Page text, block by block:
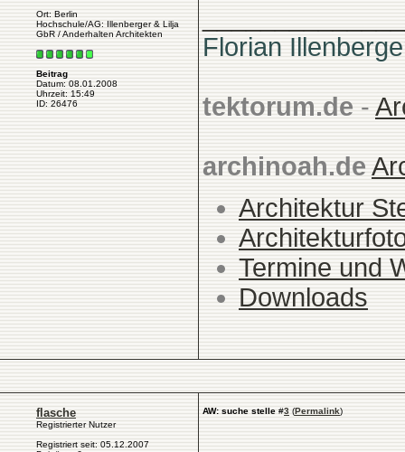
Ort: Berlin
Hochschule/AG: Illenberger & Lilja
GbR / Anderhalten Architekten
Beitrag
Datum: 08.01.2008
Uhrzeit: 15:49
ID: 26476
Florian
tektorum.de -
archinoah.de
Architektur
Termine und
Downloads
flasche
Registrierter Nutzer
Registriert seit: 05.12.2007
AW: suche stelle #3 (Permalink)